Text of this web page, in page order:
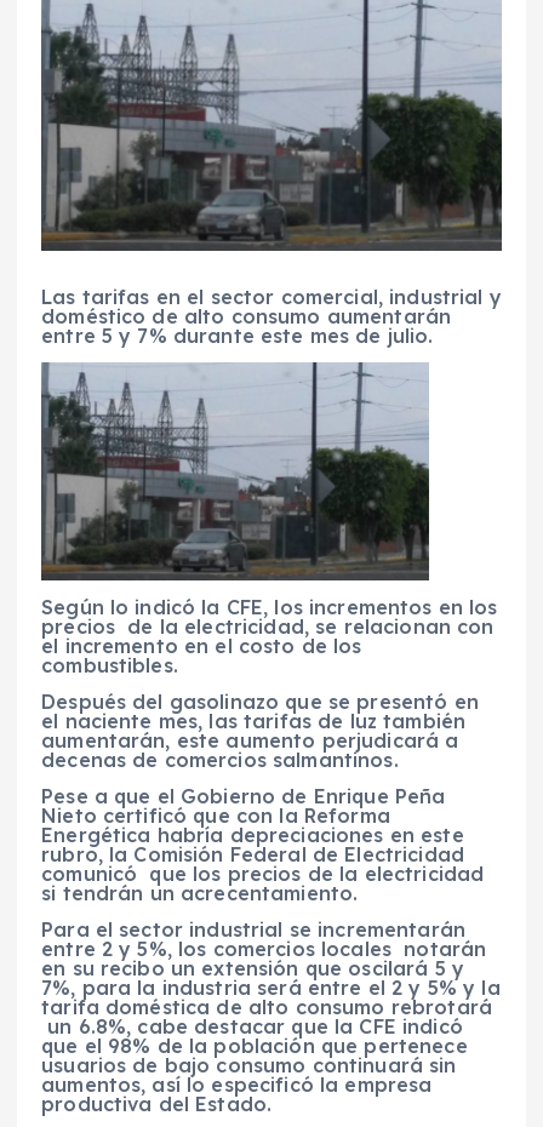
Las tarifas en el sector comercial, industrial y
doméstico de alto consumo aumentarán
entre 5 y 7% durante este mes de julio.
Según lo indicó la CFE, los incrementos en los
precios de la electricidad, se relacionan con
el incremento en el costo de los
combustibles.
Después del gasolinazo que se presentó en
el naciente mes, las tarifas de luz también
aumentarán, este aumento perjudicará a
decenas de comercios salmantinos.
Pese a que el Gobierno de Enrique Peña
Nieto certificó que con la Reforma
Energética habría depreciaciones en este
rubro, la Comisión Federal de Electricidad
comunicó que los precios de la electricidad
si tendrán un acrecentamiento.
Para el sector industrial se incrementarán
entre 2 y 5%, los comercios locales notarán
en su recibo un extensión que oscilará 5 y
7%, para la industria será entre el 2 y 5% y la
tarifa doméstica de alto consumo rebrotará
un 6.8%, cabe destacar que la CFE indicó
que el 98% de la población que pertenece
usuarios de bajo consumo continuará sin
aumentos, así lo especificó la empresa
productiva del Estado.